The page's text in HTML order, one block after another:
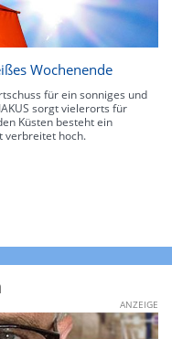
Wochenende
für ein sonniges und
sorgt vielerorts für
Küsten besteht ein
verbreitet hoch.
ANZEIGE